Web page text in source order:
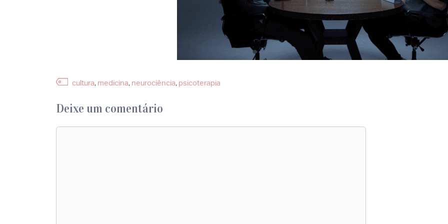
Etiquetas
cultura, medicina, neurociência, psicoterapia
Deixe um comentário